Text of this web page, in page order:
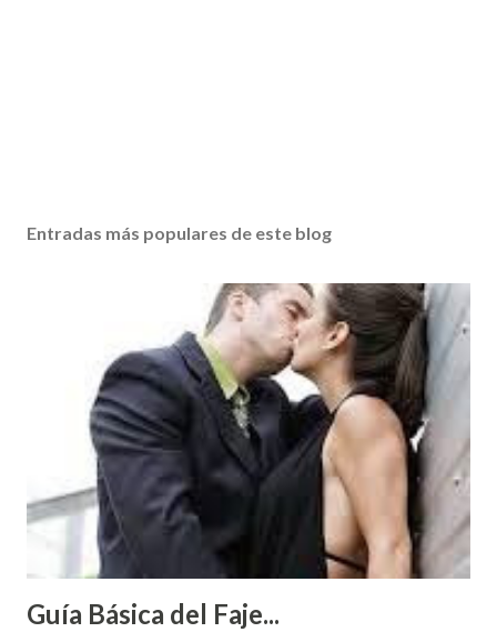
Entradas más populares de este blog
Guía Básica del Faje...